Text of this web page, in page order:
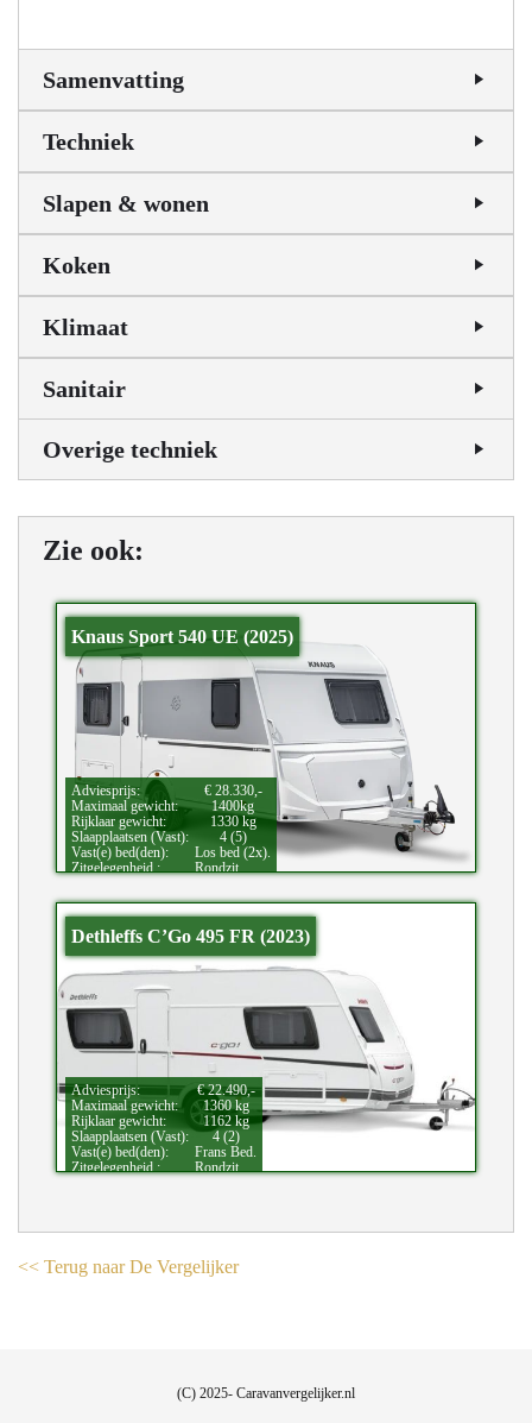
Samenvatting
Techniek
Slapen & wonen
Koken
Klimaat
Sanitair
Overige techniek
Zie ook:
Knaus Sport 540 UE (2025)
Adviesprijs:
€ 28.330,-
Maximaal gewicht:
1400kg
Rijklaar gewicht:
1330 kg
Slaapplaatsen (Vast):
4 (5)
Vast(e) bed(den):
Los bed (2x).
Zitgelegenheid.:
Rondzit.
Dethleffs C’Go 495 FR (2023)
Adviesprijs:
€ 22.490,-
Maximaal gewicht:
1360 kg
Rijklaar gewicht:
1162 kg
Slaapplaatsen (Vast):
4 (2)
Vast(e) bed(den):
Frans Bed.
Zitgelegenheid.:
Rondzit.
<< Terug naar De Vergelijker
(C) 2025- Caravanvergelijker.nl